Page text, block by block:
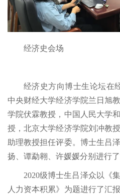
经济史会场
经济史方向博士生论坛在
中央财经大学经济学院兰日旭
学院伏霖教授，中国人民大学
授，北京大学经济学院刘冲教
助理教授担任评委。博士生吕
扬、谭勐翱、许媛媛分别进行了
2020级博士生吕泽众以《
人力资本积累》为题进行了汇